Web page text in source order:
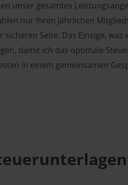
unser gesamtes
nur Ihren jährlichen
Seite. Das Einzige,
damit ich das optimale
in einem gemeinsamen